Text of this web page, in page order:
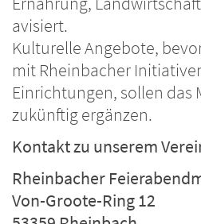
avisiert.
Kulturelle Angebote,
mit Rheinbacher
Einrichtungen, sollen das
zukünftig ergänzen.
Kontakt zu unserem
Rheinbacher
Von-Groote-Ring 12